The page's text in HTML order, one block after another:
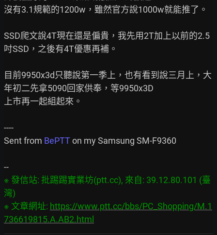
沒有3.1規範的1200w，雖然官方說1000w就能推了。
SSD爬文說4T現在還是偏貴，我先用2T加上以前的2.5
吋SSD，之後有4T優惠再補。
目前9950x3d只聽說第一季上，也有看到說三月上，大
年初二先拿5090回家供奉，等9950x3D
上市再一起組起來。
----
Sent from BePTT on my Samsung SM-F9360
※ 發信站: 批踢踢實業坊(ptt.cc), 來自: 39.12.80.101 (臺
灣)
※ 文章網址: https://www.ptt.cc/bbs/PC_Shopping/M.1
736619815.A.AB2.html